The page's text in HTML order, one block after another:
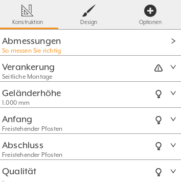
Konstruktion Design Optionen
Abmessungen
So messen Sie richtig
Verankerung
Seitliche Montage
Geländerhöhe
1.000 mm
Anfang
Freistehender Pfosten
Abschluss
Freistehender Pfosten
Qualität
-